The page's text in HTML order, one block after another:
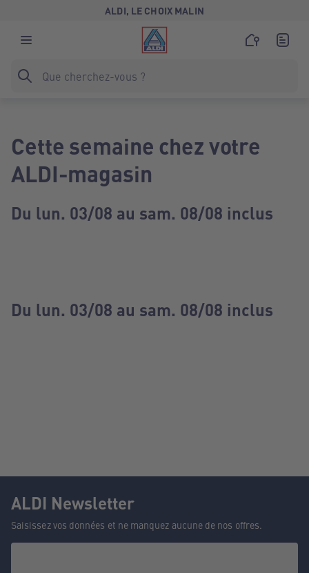
ALDI, LE CHOIX MALIN
Cette semaine chez votre
ALDI-magasin
Du lun. 03/08 au sam. 08/08 inclus
Du lun. 03/08 au sam. 08/08 inclus
ALDI Newsletter
Saisissez vos données et ne manquez aucune de nos offres.